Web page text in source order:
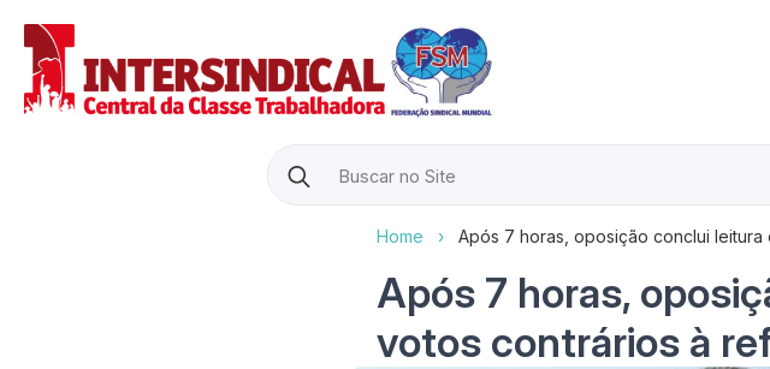
Search
for:
Home › Após 7 horas, oposição conclui
Após 7 horas,
votos contrários à